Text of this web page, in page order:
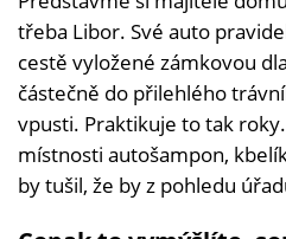
třeba Libor. Své auto
cestě vyložené zámkovou
částečně do přilehlého
vpusti. Praktikuje to tak
místnosti autošampon,
by tušil, že by z pohledu